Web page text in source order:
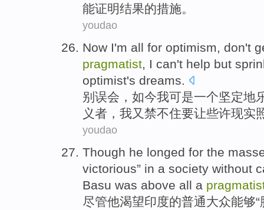
能证明结果的措施。
youdao
Now I'm all for optimism, don't
pragmatist, I can't help but
optimist's dreams.
别 误会 ， 如今我可是一个坚定地
义者 ，我又 禁不住要让些许现实
youdao
Though he longed for the
victorious” in a society without
Basu was above all a
尽管他渴望印度的普通大众能够“